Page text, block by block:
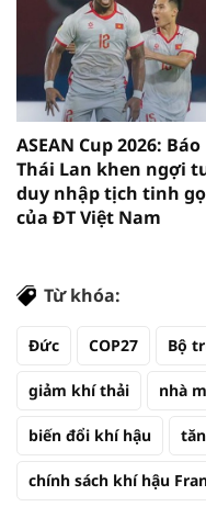
ASEAN Cup 2026: Báo
Thái Lan khen ngợi
duy nhập tịch tinh
của ĐT Việt Nam
Từ khóa:
Đức COP27 Bộ
giảm khí thải nhà
biến đổi khí hậu
chính sách khí hậu